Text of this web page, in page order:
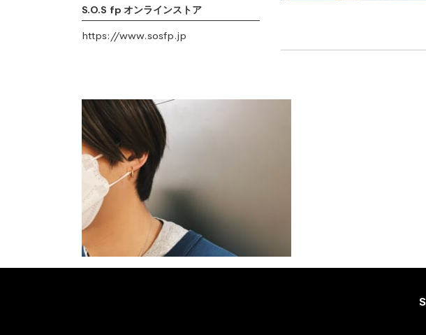
S.O.S fp オンラインストア
https://www.sosfp.jp